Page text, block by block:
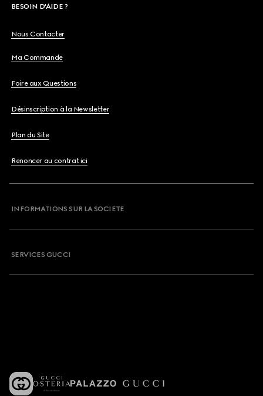
BESOIN D'AIDE ?
Nous Contacter
Ma Commande
Foire aux Questions
Désinscription à la Newsletter
Plan du Site
Renoncer au contrat ici
INFORMATIONS SUR LA SOCIETE
SERVICES GUCCI